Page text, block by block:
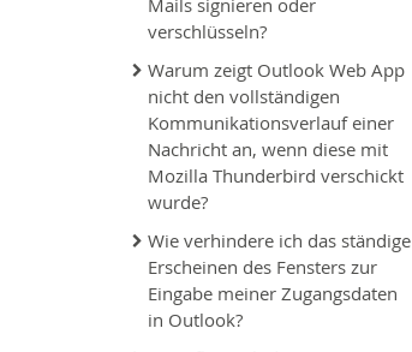
Mails signieren oder
verschlüsseln?
Warum zeigt Outlook Web App
nicht den vollständigen
Kommunikationsverlauf einer
Nachricht an, wenn diese mit
Mozilla Thunderbird verschickt
wurde?
Wie verhindere ich das ständige
Erscheinen des Fensters zur
Eingabe meiner Zugangsdaten
in Outlook?